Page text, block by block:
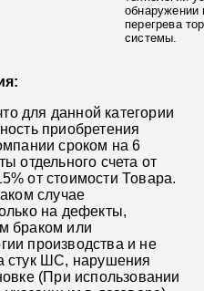
обнаружении
перегрева
системы.
для данной категории
приобретения
сроком на 6
отдельного счета от
от стоимости Товара.
случае
на дефекты,
браком или
производства и не
стук ШС, нарушения
(При использовании